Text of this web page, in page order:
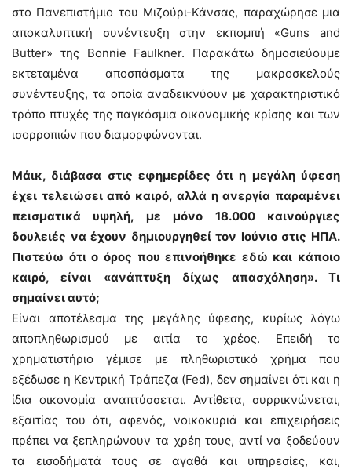
στο Πανεπιστήμιο του Μιζούρι-Κάνσας, παραχώρησε μια
αποκαλυπτική συνέντευξη στην εκπομπή «Guns and
Butter» της Bonnie Faulkner. Παρακάτω δημοσιεύουμε
εκτεταμένα αποσπάσματα της μακροσκελούς
συνέντευξης, τα οποία αναδεικνύουν με χαρακτηριστικό
τρόπο πτυχές της παγκόσμια οικονομικής κρίσης και των
ισορροπιών που διαμορφώνονται.
Μάικ, διάβασα στις εφημερίδες ότι η μεγάλη ύφεση
έχει τελειώσει από καιρό, αλλά η ανεργία παραμένει
πεισματικά υψηλή, με μόνο 18.000 καινούργιες
δουλειές να έχουν δημιουργηθεί τον Ιούνιο στις ΗΠΑ.
Πιστεύω ότι ο όρος που επινοήθηκε εδώ και κάποιο
καιρό, είναι «ανάπτυξη δίχως απασχόληση». Τι
σημαίνει αυτό;
Είναι αποτέλεσμα της μεγάλης ύφεσης, κυρίως λόγω
αποπληθωρισμού με αιτία το χρέος. Επειδή το
χρηματιστήριο γέμισε με πληθωριστικό χρήμα που
εξέδωσε η Κεντρική Τράπεζα (Fed), δεν σημαίνει ότι και η
ίδια οικονομία αναπτύσσεται. Αντίθετα, συρρικνώνεται,
εξαιτίας του ότι, αφενός, νοικοκυριά και επιχειρήσεις
πρέπει να ξεπληρώνουν τα χρέη τους, αντί να ξοδεύουν
τα εισοδήματά τους σε αγαθά και υπηρεσίες, και,